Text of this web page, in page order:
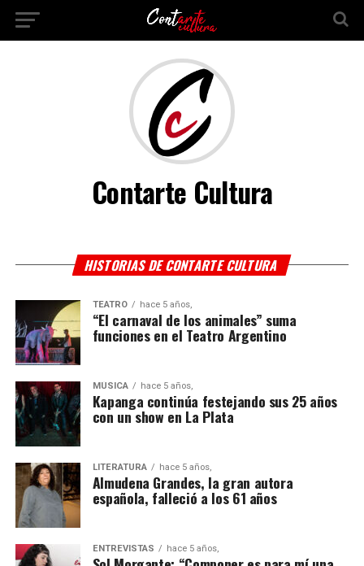
Contarte Cultura
HISTORIAS DE CONTARTE CULTURA
TEATRO hace 5 años,
“El carnaval de los animales” suma
funciones en el Teatro Argentino
MÚSICA hace 5 años,
Kapanga continúa festejando sus 25 años
con un show en La Plata
LITERATURA hace 5 años,
Almudena Grandes, la gran autora
española, falleció a los 61 años
ENTREVISTAS hace 5 años,